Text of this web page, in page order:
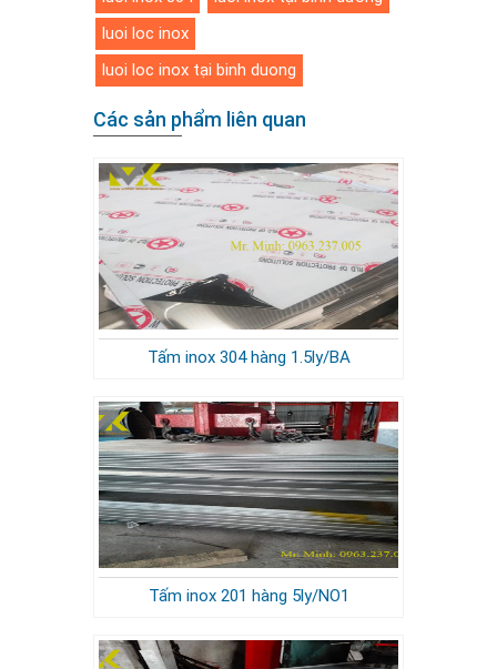
luoi loc inox
luoi loc inox tại binh duong
Các sản phẩm liên quan
Tấm inox 304 hàng 1.5ly/BA
Tấm inox 201 hàng 5ly/NO1